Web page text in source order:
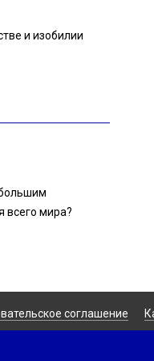
и изобилии
всего мира?
соглашение